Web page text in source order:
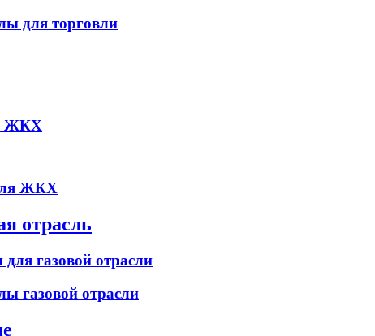
для торговли
ЖКХ
ЖКХ
отрасль
газовой отрасли
газовой отрасли